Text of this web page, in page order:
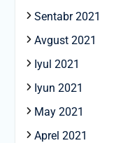
Sentabr 2021
Avgust 2021
Iyul 2021
Iyun 2021
May 2021
Aprel 2021